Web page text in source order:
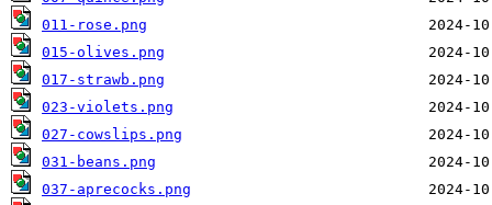
011-rose.png
015-olives.png
017-strawb.png
023-violets.png
027-cowslips.png
031-beans.png
037-aprecocks.png